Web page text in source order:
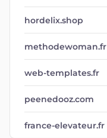
hordelix.shop
methodewoman.fr
web-templates.fr
peenedooz.com
france-elevateur.fr